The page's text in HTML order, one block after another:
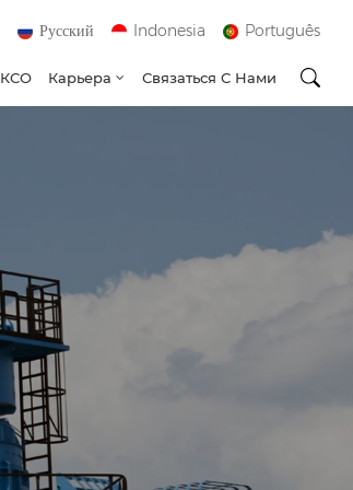
Русский Indonesia Português
КСО Карьера Связаться С Нами